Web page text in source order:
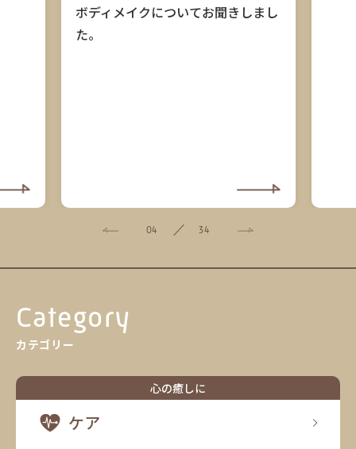
ボディメイクについてお聞きしまし
た。
04 34
Category
カテゴリー
心の癒しに
ケア